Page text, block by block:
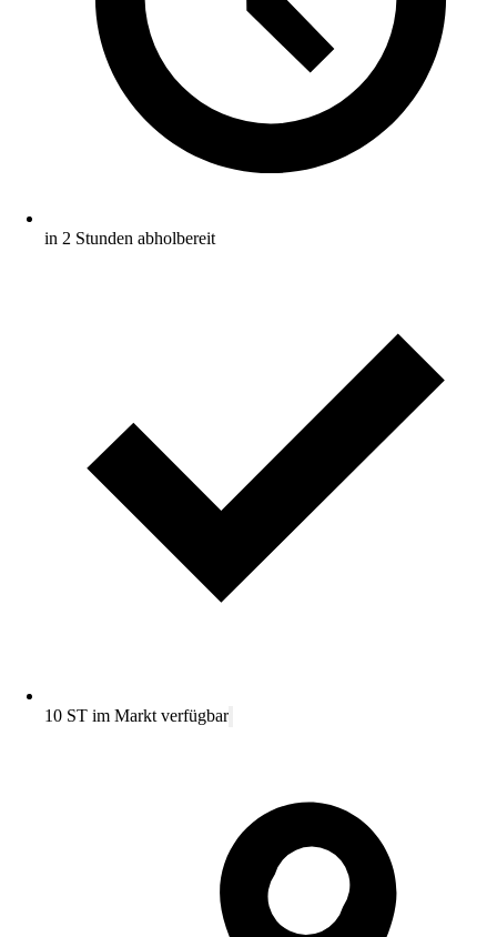
in 2 Stunden abholbereit
10 ST im Markt verfügbar